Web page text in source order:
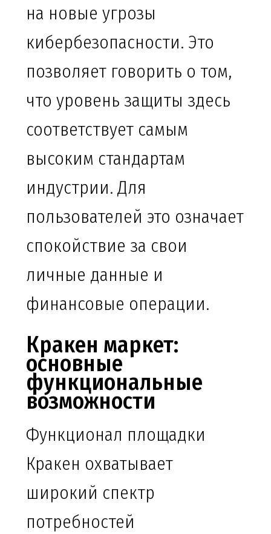
на новые угрозы
кибербезопасности. Это
позволяет говорить о том,
что уровень защиты здесь
соответствует самым
высоким стандартам
индустрии. Для
пользователей это означает
спокойствие за свои
личные данные и
финансовые операции.
Кракен маркет:
основные
функциональные
возможности
Функционал площадки
Кракен охватывает
широкий спектр
потребностей